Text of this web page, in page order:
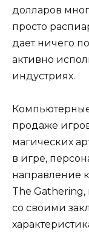
долларов
просто
дает ничего
активно
индустриях.
продаже
магических
в игре,
направление
The Gathering,
со своими